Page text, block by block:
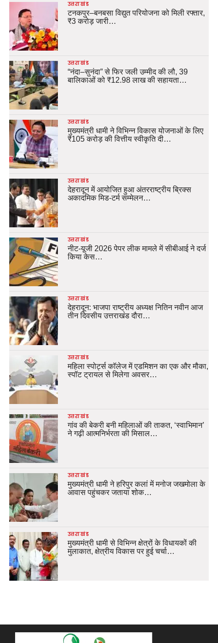
उत्तराखंड
टनकपुर–बनबसा विद्युत परियोजना को मिली रफ्तार,
₹3 करोड़ जारी…
उत्तराखंड
“नंदा–सुनंदा” से फिर जली उम्मीद की लौ, 39
बालिकाओं को ₹12.98 लाख की सहायता…
उत्तराखंड
मुख्यमंत्री धामी ने विभिन्न विकास योजनाओं के लिए
₹105 करोड़ की वित्तीय स्वीकृति दी…
उत्तराखंड
देहरादून में आयोजित हुआ अंतरराष्ट्रीय ब्रिक्स
अकादमिक मिड-टर्म सम्मेलन…
उत्तराखंड
नीट-यूजी 2026 पेपर लीक मामले में सीबीआई ने दर्ज
किया केस…
उत्तराखंड
देहरादून: भाजपा राष्ट्रीय अध्यक्ष नितिन नवीन आज
तीन दिवसीय उत्तराखंड दौरा…
उत्तराखंड
महिला स्पोर्ट्स कॉलेज में एडमिशन का एक और मौका,
स्पॉट ट्रायल से मिलेगा अवसर…
उत्तराखंड
गांव की बेकरी बनी महिलाओं की ताकत, ‘स्वाभिमान’
ने गढ़ी आत्मनिर्भरता की मिसाल…
उत्तराखंड
मुख्यमंत्री धामी ने हरिपुर कलां में मनोज जखमोला के
आवास पहुंचकर जताया शोक…
उत्तराखंड
मुख्यमंत्री धामी से विभिन्न क्षेत्रों के विधायकों की
मुलाकात, क्षेत्रीय विकास पर हुई चर्चा…